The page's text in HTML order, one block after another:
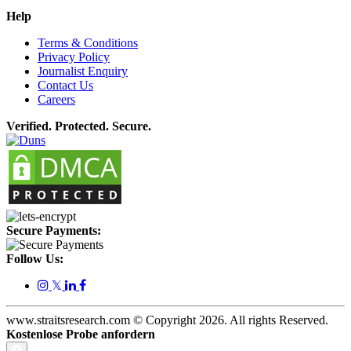
Help
Terms & Conditions
Privacy Policy
Journalist Enquiry
Contact Us
Careers
Verified. Protected. Secure.
Secure Payments:
Follow Us:
𝕏
www.straitsresearch.com © Copyright 2026. All rights Reserved.
Kostenlose Probe anfordern